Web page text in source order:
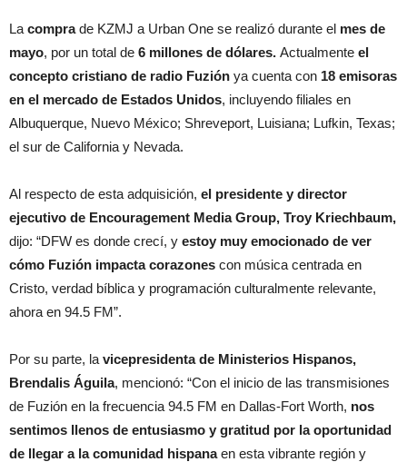
La comprade KZMJ a Urban One se realizó durante el mes de
mayo, por un total de 6 millones de dólares. Actualmente el
concepto cristiano de radio Fuzión ya cuenta con 18 emisoras
en el mercado de Estados Unidos, incluyendo filiales en
Albuquerque, Nuevo México; Shreveport, Luisiana; Lufkin, Texas;
el sur de California y Nevada.
Al respecto de esta adquisición, el presidente y director
ejecutivo de Encouragement Media Group, Troy Kriechbaum,
dijo: “DFW es donde crecí, y estoy muy emocionado de ver
cómo Fuzión impacta corazones con música centrada en
Cristo, verdad bíblica y programación culturalmente relevante,
ahora en 94.5 FM”.
Por su parte, la vicepresidenta de Ministerios Hispanos,
Brendalis Águila, mencionó: “Con el inicio de las transmisiones
de Fuzión en la frecuencia 94.5 FM en Dallas-Fort Worth, nos
sentimos llenos de entusiasmo y gratitud por la oportunidad
de llegar a la comunidad hispanaen esta vibrante región y